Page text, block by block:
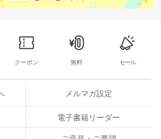
クーポン 無料 セール
メルマガ設定
電子書籍リーダー